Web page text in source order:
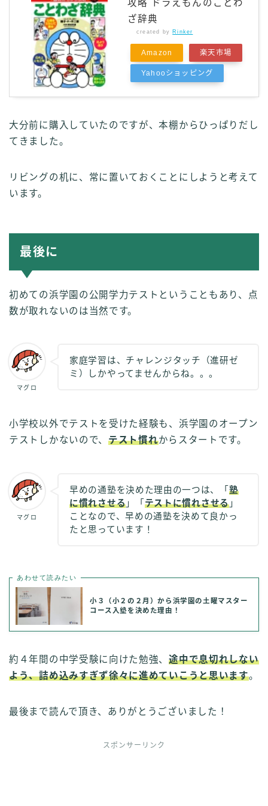
攻略 ドラえもんのことわ
ざ辞典
created by Rinker
Amazon 楽天市場
Yahooショッピング
大分前に購入していたのですが、本棚からひっぱりだし
てきました。
リビングの机に、常に置いておくことにしようと考えて
います。
最後に
初めての浜学園の公開学力テストということもあり、点
数が取れないのは当然です。
マグロ
家庭学習は、チャレンジタッチ（進研ゼ
ミ）しかやってませんからね。。。
小学校以外でテストを受けた経験も、浜学園のオープン
テストしかないので、 テスト慣れからスタートです。
マグロ
早めの通塾を決めた理由の一つは、「 塾
に慣れさせる 」「 テストに慣れさせる」
ことなので、早めの通塾を決めて良かっ
たと思っています！
あわせて読みたい
小３（小２の２月）から浜学園の土曜マスター
コース入塾を決めた理由！
約４年間の中学受験に向けた勉強、途中で息切れしない
よう、詰め込みすぎず徐々に進めていこうと思います。
最後まで読んで頂き、ありがとうございました！
スポンサーリンク